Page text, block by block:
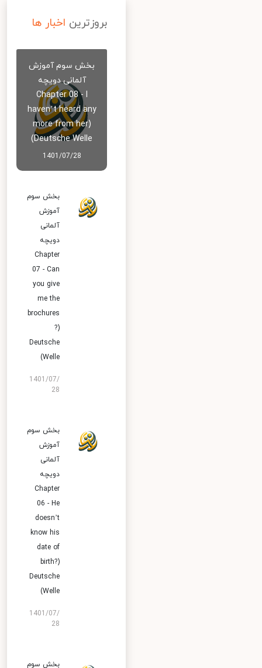
بروزترین اخبار ها
بخش سوم آموزش
آلمانی دویچه
Chapter 08 - I
haven’t heard any
more from her)
Deutsche Welle)
1401/07/28
بخش سوم
آموزش
آلمانی
دویچه
Chapter
07 - Can
you give
me the
brochures
Deutsche
Welle)
1401/07/
28
بخش سوم
آموزش
آلمانی
دویچه
Chapter
06 - He
doesn’t
know his
date of
birth?)
Deutsche
Welle)
1401/07/
28
بخش سوم